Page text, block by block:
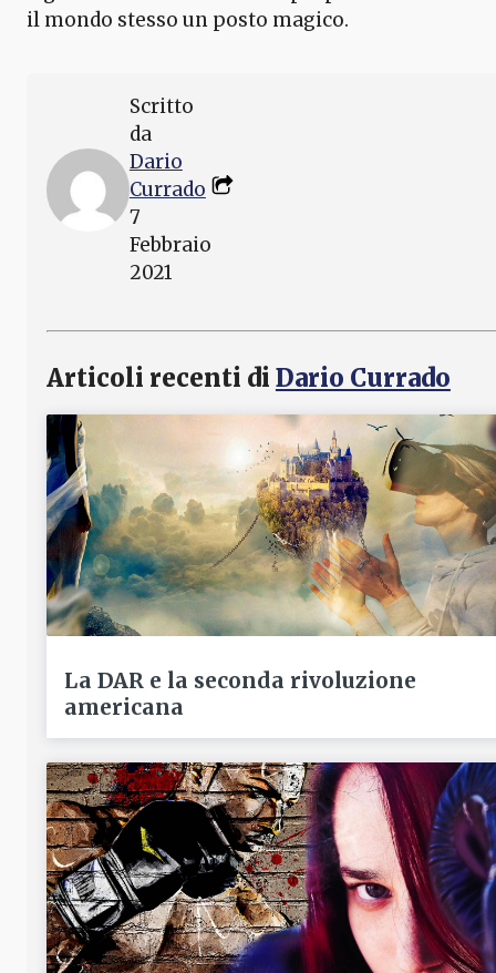
il mondo stesso un posto magico.
Scritto
da
Dario
Currado
7
Febbraio
2021
Articoli recenti di Dario Currado
La DAR e la seconda rivoluzione
americana